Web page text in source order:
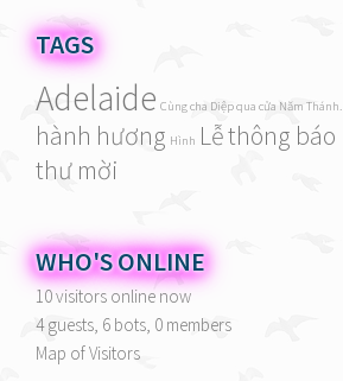
TAGS
Adelaide Cùng cha Diệp qua cửa Năm Thánh.
hành hương Hình Lễthông báo
thư mời
WHO'S ONLINE
10 visitors online now
4 guests, 6 bots, 0 members
Map of Visitors